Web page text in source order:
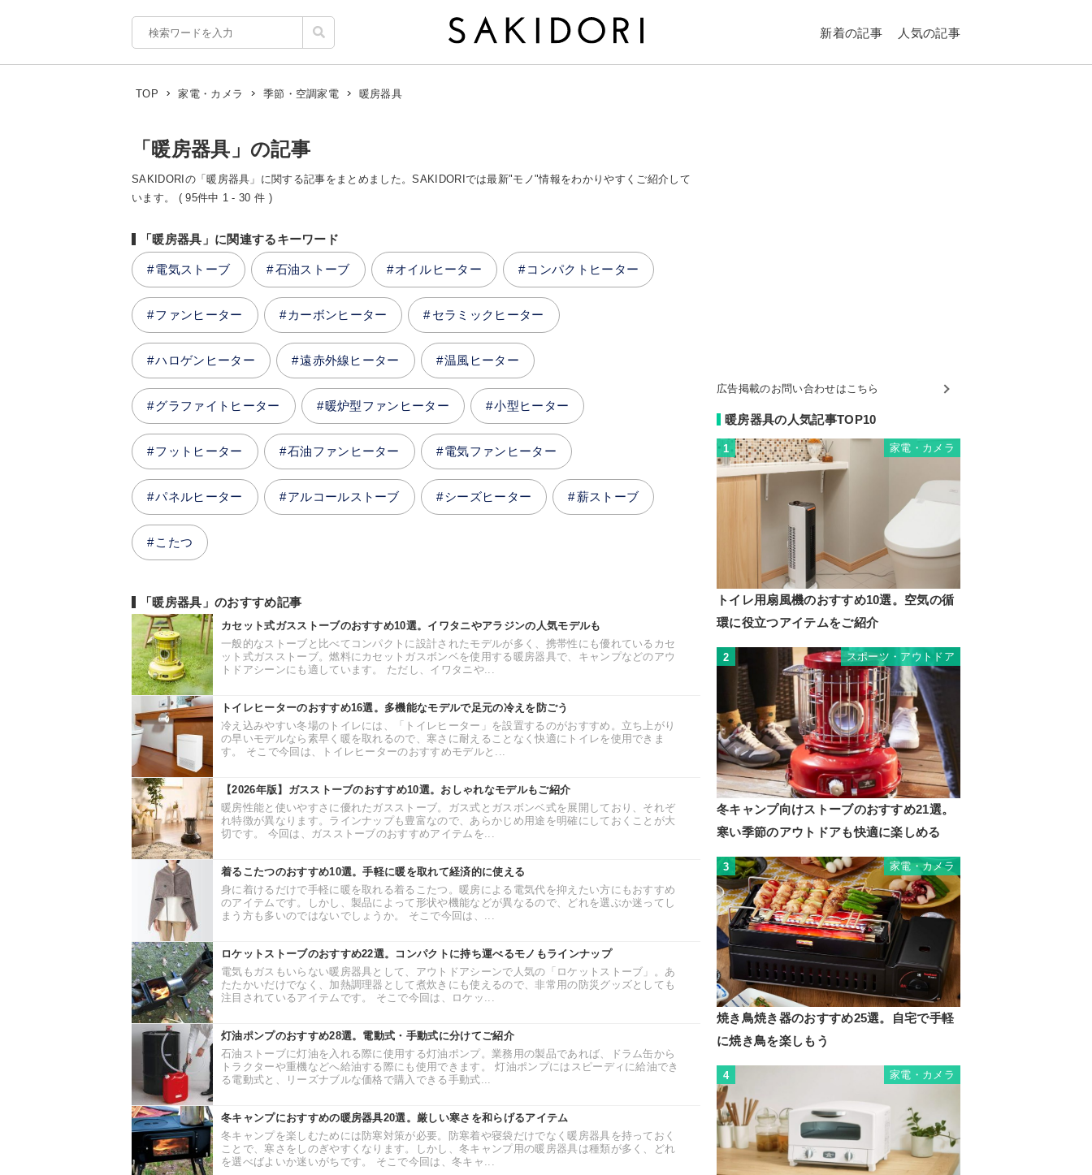
新着の記事 人気の記事
TOP 家電・カメラ 季節・空調家電 暖房器具
「暖房器具」の記事
SAKIDORIの「暖房器具」に関する記事をまとめました。SAKIDORIでは最新"モノ"情報をわかりやすくご紹介して
います。 ( 95件中 1 - 30 件 )
「暖房器具」に関連するキーワード
電気ストーブ 石油ストーブ オイルヒーター コンパクトヒーター
ファンヒーター カーボンヒーター セラミックヒーター
ハロゲンヒーター 遠赤外線ヒーター 温風ヒーター
グラファイトヒーター 暖炉型ファンヒーター 小型ヒーター
フットヒーター 石油ファンヒーター 電気ファンヒーター
パネルヒーター アルコールストーブ シーズヒーター 薪ストーブ
こたつ
「暖房器具」のおすすめ記事
カセット式ガスストーブのおすすめ10選。イワタニやアラジンの人気モデルも
一般的なストーブと比べてコンパクトに設計されたモデルが多く、携帯性にも優れているカセ
ット式ガスストーブ。燃料にカセットガスボンベを使用する暖房器具で、キャンプなどのアウ
トドアシーンにも適しています。 ただし、イワタニや...
トイレヒーターのおすすめ16選。多機能なモデルで足元の冷えを防ごう
冷え込みやすい冬場のトイレには、「トイレヒーター」を設置するのがおすすめ。立ち上がり
の早いモデルなら素早く暖を取れるので、寒さに耐えることなく快適にトイレを使用できま
す。 そこで今回は、トイレヒーターのおすすめモデルと...
【2026年版】ガスストーブのおすすめ10選。おしゃれなモデルもご紹介
暖房性能と使いやすさに優れたガスストーブ。ガス式とガスボンベ式を展開しており、それぞ
れ特徴が異なります。ラインナップも豊富なので、あらかじめ用途を明確にしておくことが大
切です。 今回は、ガスストーブのおすすめアイテムを...
着るこたつのおすすめ10選。手軽に暖を取れて経済的に使える
身に着けるだけで手軽に暖を取れる着るこたつ。暖房による電気代を抑えたい方にもおすすめ
のアイテムです。しかし、製品によって形状や機能などが異なるので、どれを選ぶか迷ってし
まう方も多いのではないでしょうか。 そこで今回は、...
ロケットストーブのおすすめ22選。コンパクトに持ち運べるモノもラインナップ
電気もガスもいらない暖房器具として、アウトドアシーンで人気の「ロケットストーブ」。あ
たたかいだけでなく、加熱調理器として煮炊きにも使えるので、非常用の防災グッズとしても
注目されているアイテムです。 そこで今回は、ロケッ...
灯油ポンプのおすすめ28選。電動式・手動式に分けてご紹介
石油ストーブに灯油を入れる際に使用する灯油ポンプ。業務用の製品であれば、ドラム缶から
トラクターや重機などへ給油する際にも使用できます。 灯油ポンプにはスピーディに給油でき
る電動式と、リーズナブルな価格で購入できる手動式...
冬キャンプにおすすめの暖房器具20選。厳しい寒さを和らげるアイテム
冬キャンプを楽しむためには防寒対策が必要。防寒着や寝袋だけでなく暖房器具を持っておく
ことで、寒さをしのぎやすくなります。しかし、冬キャンプ用の暖房器具は種類が多く、どれ
を選べばよいか迷いがちです。 そこで今回は、冬キャ...
広告掲載のお問い合わせはこちら
暖房器具の人気記事TOP10
1 家電・カメラ
トイレ用扇風機のおすすめ10選。空気の循
環に役立つアイテムをご紹介
2 スポーツ・アウトドア
冬キャンプ向けストーブのおすすめ21選。
寒い季節のアウトドアも快適に楽しめる
3 家電・カメラ
焼き鳥焼き器のおすすめ25選。自宅で手軽
に焼き鳥を楽しもう
4 家電・カメラ